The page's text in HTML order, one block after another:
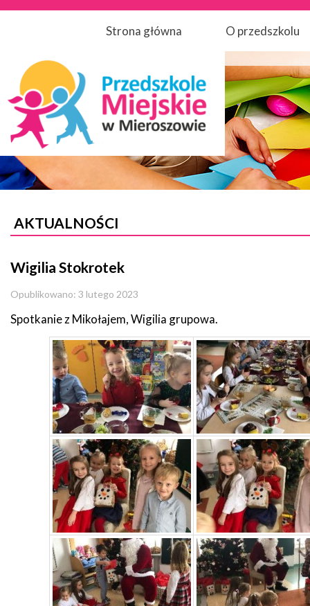
Strona główna O przedszkolu
AKTUALNOŚCI
Wigilia Stokrotek
Opublikowano: 3 lutego 2023
Spotkanie z Mikołajem, Wigilia grupowa.